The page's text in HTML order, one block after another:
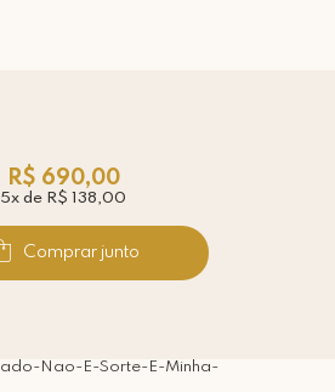
R$ 690,00
5x de R$ 138,00
Comprar junto